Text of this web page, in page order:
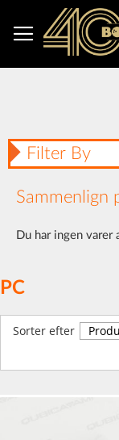
Content
PC
Sorter efter
Filter By
Sammenlign
Du har ingen varer